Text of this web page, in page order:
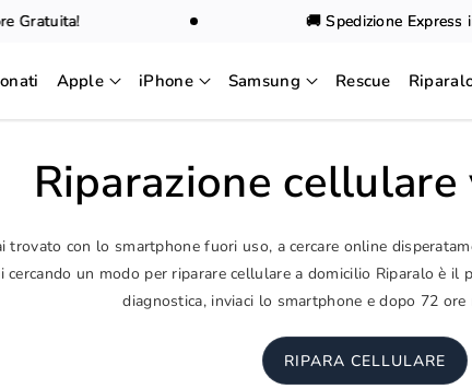
🚚 Spedizione Express
Apple iPhone Samsung Rescue
Riparazione
trovato con lo smartphone fuori uso, a cercare online
cercando un modo per riparare cellulare a domicilio Riparalo è
diagnostica, inviaci lo smartphone e dopo 72 ore
RIPARA CELLULARE